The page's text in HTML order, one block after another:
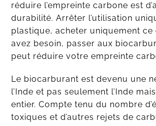
réduire l’empreinte carbone est
durabilité. Arrêter l’utilisation
plastique, acheter uniquement ce
avez besoin, passer aux
peut réduire votre empreinte
Le biocarburant est devenu une
l’Inde et pas seulement l’Inde
entier. Compte tenu du nombre
toxiques et d’autres rejets de